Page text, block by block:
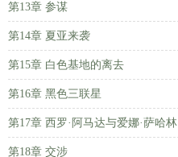
第13章 参谋
第14章 夏亚来袭
第15章 白色基地的离去
第16章 黑色三联星
第17章 西罗·阿马达与爱娜·萨哈林
第18章 交涉